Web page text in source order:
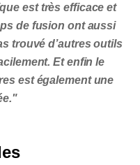
est très efficace et
de fusion ont aussi
trouvé d’autres outils
Et enfin le
est également une